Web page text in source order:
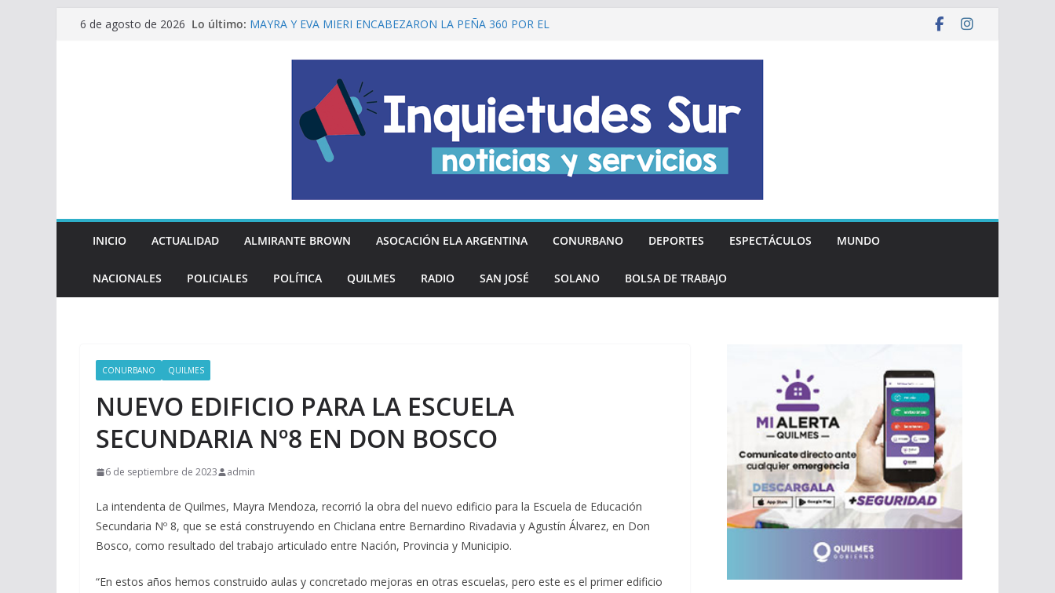
Saltar6 de agosto de 2026 Lo último: MAYRA Y EVA MIERI ENCABEZARON LA PEÑA 360 POR EL
PELUQUERÍAS TODOS LOS DÍAS MIÉRCOLES
Encuesta: qué piensan los hinchas argentinos de las nuevas
reglas del Mundial
EL MUNICIPIO ENTREGÓ MÁS DE 20 PRÓTESIS DENTALES
A VECINAS Y VECINOS DE QUILMES OESTE
La Diócesis de Quilmes recordó a Jorge Novak a 25 años de
INICIO ACTUALIDAD ALMIRANTE BROWN ASOCACIÓN ELA ARGENTINA CONURBANO DEPORTES ESPECTÁCULOS MUNDO
NACIONALES POLICIALES POLÍTICA QUILMES RADIO SAN JOSÉ SOLANO BOLSA DE TRABAJO
CONURBANO QUILMES
NUEVO EDIFICIO PARA LA ESCUELA
SECUNDARIA Nº8 EN DON BOSCO
6 de septiembre de 2023 admin
La intendenta de Quilmes, Mayra Mendoza, recorrió la obra del nuevo edificio para la Escuela de Educación
Secundaria Nº 8, que se está construyendo en Chiclana entre Bernardino Rivadavia y Agustín Álvarez, en Don
Bosco, como resultado del trabajo articulado entre Nación, Provincia y Municipio.
“En estos años hemos construido aulas y concretado mejoras en otras escuelas, pero este es el primer edificio